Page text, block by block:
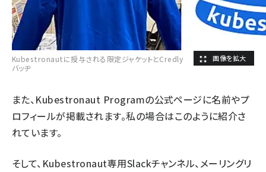
Kubestronautに授与される限定ジャケットとCredly
バッヂ
また、Kubestronaut Programの公式ページに名前やプ
ロフィールが掲載されます。私の場合はこのように紹介さ
れています。
そして、Kubestronaut専用Slackチャンネル、メーリングリ